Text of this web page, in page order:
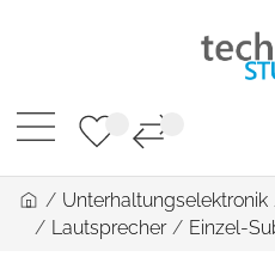
/ Unterhaltungselektronik
/ Lautsprecher / Einzel-